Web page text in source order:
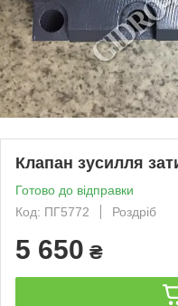
Клапан зусилля
Готово до відправки
Код: ПГ5772
Роздріб
5 650 ₴